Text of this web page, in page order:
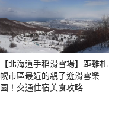
【北海道手稻滑雪場】距離札
幌市區最近的親子遊滑雪樂
園！交通住宿美食攻略